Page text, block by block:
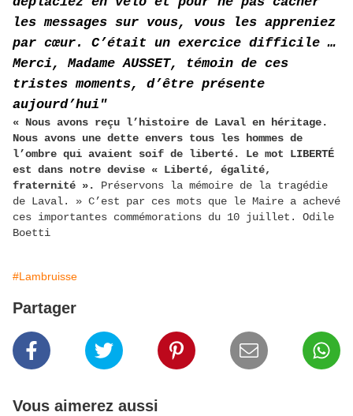
les messages sur vous, vous les appreniez
par cœur. C’était un exercice difficile …
Merci, Madame AUSSET, témoin de ces
tristes moments, d’être présente
aujourd’hui"
« Nous avons reçu l’histoire de Laval en héritage.
Nous avons une dette envers tous les hommes de
l’ombre qui avaient soif de liberté. Le mot LIBERTÉ
est dans notre devise « Liberté, égalité,
fraternité ».
Préservons la mémoire de la tragédie
de Laval. » C’est par ces mots que le Maire a achevé
ces importantes commémorations du 10 juillet. Odile
Boetti
#Lambruisse
Partager
Vous aimerez aussi